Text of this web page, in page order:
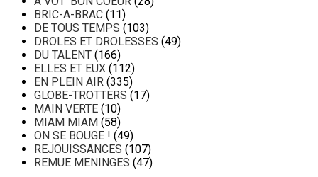
BRIC-A-BRAC (11)
DE TOUS TEMPS (103)
DROLES ET DROLESSES (49)
DU TALENT (166)
ELLES ET EUX (112)
EN PLEIN AIR (335)
GLOBE-TROTTERS (17)
MAIN VERTE (10)
MIAM MIAM (58)
ON SE BOUGE ! (49)
REJOUISSANCES (107)
REMUE MENINGES (47)